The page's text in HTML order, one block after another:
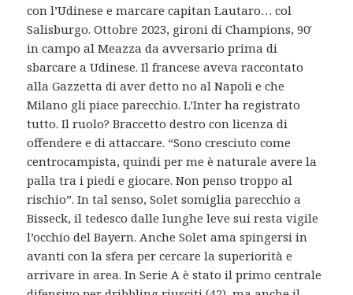
con l’Udinese e marcare capitan Lautaro… col
Salisburgo. Ottobre 2023, gironi di Champions, 90′
in campo al Meazza da avversario prima di
sbarcare a Udinese. Il francese aveva raccontato
alla Gazzetta di aver detto no al Napoli e che
Milano gli piace parecchio. L’Inter ha registrato
tutto. Il ruolo? Braccetto destro con licenza di
offendere e di attaccare. “Sono cresciuto come
centrocampista, quindi per me è naturale avere la
palla tra i piedi e giocare. Non penso troppo al
rischio”. In tal senso, Solet somiglia parecchio a
Bisseck, il tedesco dalle lunghe leve sui resta vigile
l’occhio del Bayern. Anche Solet ama spingersi in
avanti con la sfera per cercare la superiorità e
arrivare in area. In Serie A è stato il primo centrale